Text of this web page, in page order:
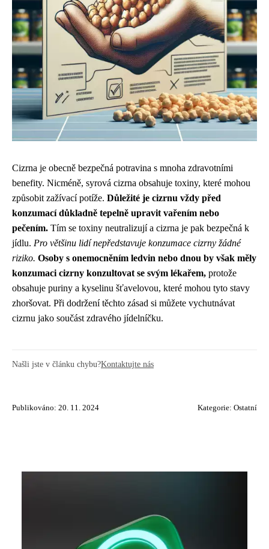
Cizrna je obecně bezpečná potravina s mnoha zdravotními
benefity. Nicméně, syrová cizrna obsahuje toxiny, které mohou
způsobit zažívací potíže. Důležité je cizrnu vždy před
konzumací důkladně tepelně upravit vařením nebo
pečením. Tím se toxiny neutralizují a cizrna je pak bezpečná k
jídlu. Pro většinu lidí nepředstavuje konzumace cizrny žádné
riziko. Osoby s onemocněním ledvin nebo dnou by však měly
konzumaci cizrny konzultovat se svým lékařem, protože
obsahuje puriny a kyselinu šťavelovou, které mohou tyto stavy
zhoršovat. Při dodržení těchto zásad si můžete vychutnávat
cizrnu jako součást zdravého jídelníčku.
Našli jste v článku chybu?Kontaktujte nás
Publikováno: 20. 11. 2024 Kategorie: Ostatní